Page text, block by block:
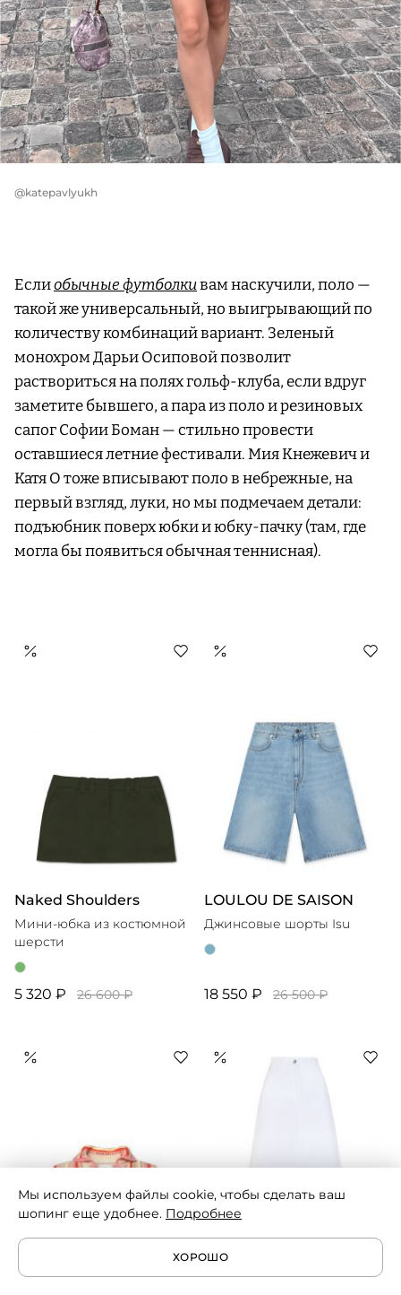
@katepavlyukh
Еслиобычные футболкивам наскучили, поло —
такой же универсальный, но выигрывающий по
количеству комбинаций вариант. Зеленый
монохром Дарьи Осиповой позволит
раствориться на полях гольф-клуба, если вдруг
заметите бывшего, а пара из поло и резиновых
сапог Софии Боман — стильно провести
оставшиеся летние фестивали. Мия Кнежевич и
Катя О тоже вписывают поло в небрежные, на
первый взгляд, луки, но мы подмечаем детали:
подъюбник поверх юбки и юбку-пачку (там, где
могла бы появиться обычная теннисная).
Naked Shoulders
Мини-юбка из костюмной
шерсти
5 320 ₽ 26 600 ₽
LOULOU DE SAISON
Джинсовые шорты Isu
18 550 ₽ 26 500 ₽
Мы используем файлы cookie, чтобы сделать ваш
шопинг еще удобнее. Подробнее
ХОРОШО